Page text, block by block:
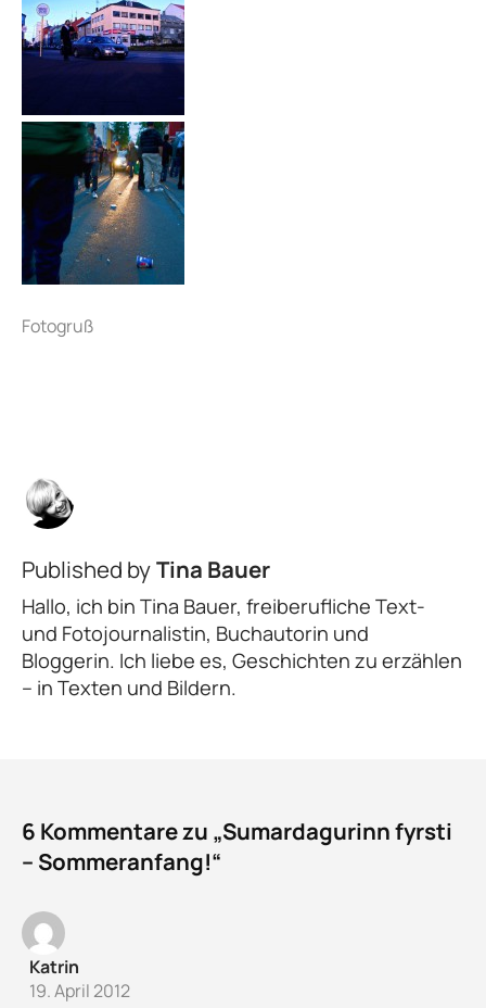
Published byTina Bauer
Hallo, ich bin Tina Bauer, freiberufliche Text-
und Fotojournalistin, Buchautorin und
Bloggerin. Ich liebe es, Geschichten zu erzählen
– in Texten und Bildern.
6 Kommentare zu „Sumardagurinn fyrsti
– Sommeranfang!“
Katrin
19. April 2012